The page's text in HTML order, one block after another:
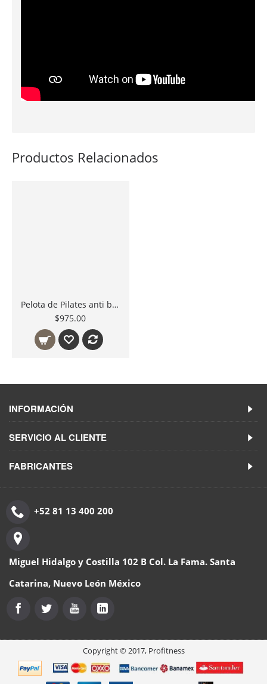
Productos Relacionados
Pelota de Pilates anti burst. anti explosión para realizar de manera segura todos tus ejercicios BallBike Ball
$975.00
INFORMACIÓN
SERVICIO AL CLIENTE
FABRICANTES
+52 81 13 400 200
Miguel Hidalgo y Costilla 102 B Col. La Fama. Santa
Catarina, Nuevo León México
Copyright © 2017, Profitness